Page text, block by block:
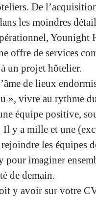
De
les moindres
Younight
offre de services
un projet hôtelier.
de lieux
», vivre au rythme
équipe positive,
y a mille et une
les équipes
pour imaginer
de demain.
y avoir sur votre